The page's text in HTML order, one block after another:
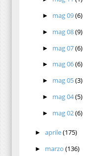
► mag 09(6)
► mag 08(9)
► mag 07(6)
► mag 06(6)
► mag 05(3)
► mag 04(5)
► mag 02(6)
► aprile(175)
► marzo (136)